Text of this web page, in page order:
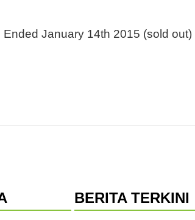
January 14th 2015 (sold out)
BERITA TERKINI